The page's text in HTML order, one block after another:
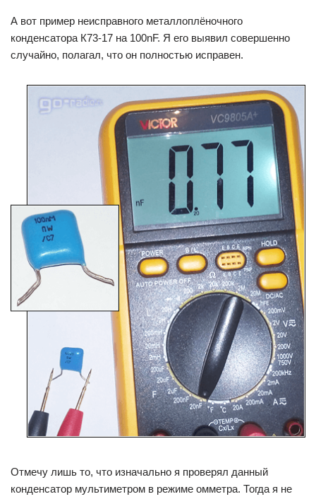
А вот пример неисправного металлоплёночного
конденсатора К73-17 на 100nF. Я его выявил совершенно
случайно, полагал, что он полностью исправен.
Отмечу лишь то, что изначально я проверял данный
конденсатор мультиметром в режиме омметра. Тогда я не